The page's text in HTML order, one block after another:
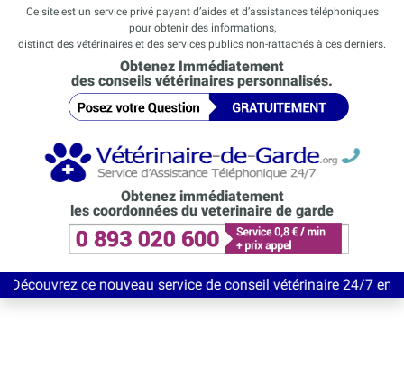
Ce site est un service privé payant d’aides et d’assistances téléphoniques
pour obtenir des informations,
distinct des vétérinaires et des services publics non-rattachés à ces derniers.
Obtenez Immédiatement
des conseils vétérinaires personnalisés.
Obtenez immédiatement
les coordonnées du veterinaire de garde
ce nouveau service de conseil vétérinaire 24/7 entièrement